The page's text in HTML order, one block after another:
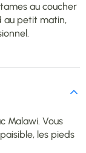
au coucher
au petit matin,
Malawi. Vous
les pieds